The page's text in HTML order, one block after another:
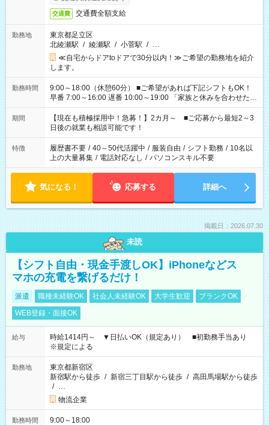
交通費 交通費全額支給
勤務地
東京都足立区
北綾瀬駅 / 綾瀬駅 / 小菅駅 / …
≪自宅からドアtoドアで30分以内！≫ご希望の勤務地を紹介
します。
勤務時間
9:00～18:00（休憩60分） ■ご希望があれば下記シフトもOK！
早番 7:00～16:00 遅番 10:00～19:00 「家族と休みを合わせた
い」 「余裕を持って夕飯の準備がしたい」 「できれば残業はし
たくない」 など、ご希望を教えてくださいね。 ※Wワーク希望
の方へ 今ご覧のお仕事で希望する勤務時間と、もう1つのお仕事
の勤務時間。 合計で週40時間を超える場合は応募できません。
期間
【現在も積極採用中！急募！】2カ月～ ■ご応募から最短2～3
日後の就業も相談可能です！
特徴 履歴書不要 / 40～50代活躍中 / 服装自由 / シフト勤務 / 10名以
上の大量募集 / 電話対応なし / パソコンスキル不要
気になる！ 応募する 詳細へ
掲載日：2026.07.30
未読
【シフト自由・現金手渡しOK】iPhoneなどス
マホの充電を繋げるだけ！
派遣 職種未経験OK 社会人未経験OK 大学生歓迎
ブランクOK
WEB登録・面接OK
給与
時給1414円～ ▼日払いOK（規定あり） ■初勤務手当あり
※規定による
勤務地
東京都新宿区
新宿駅から徒歩 / 新宿三丁目駅から徒歩 / 高田馬場駅から徒歩
/ …
物流企業
勤務時間 9:00～18:00